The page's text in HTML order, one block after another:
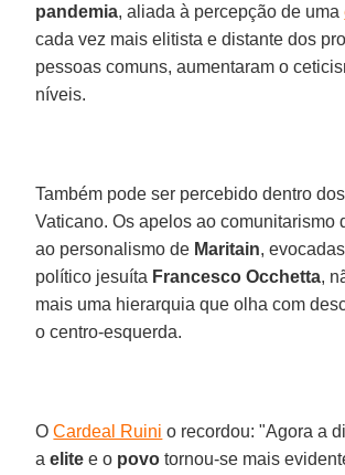
pandemia, aliada à percepção de uma
cada vez mais elitista e distante dos
pessoas comuns, aumentaram o
níveis.
Também pode ser percebido dentro
Vaticano. Os apelos ao comunitarismo
ao personalismo de Maritain,
político jesuíta Francesco Occhetta,
mais uma hierarquia que olha com
o centro-esquerda.
OCardeal Ruini o recordou: "Agora a
aelite e o povo tornou-se mais